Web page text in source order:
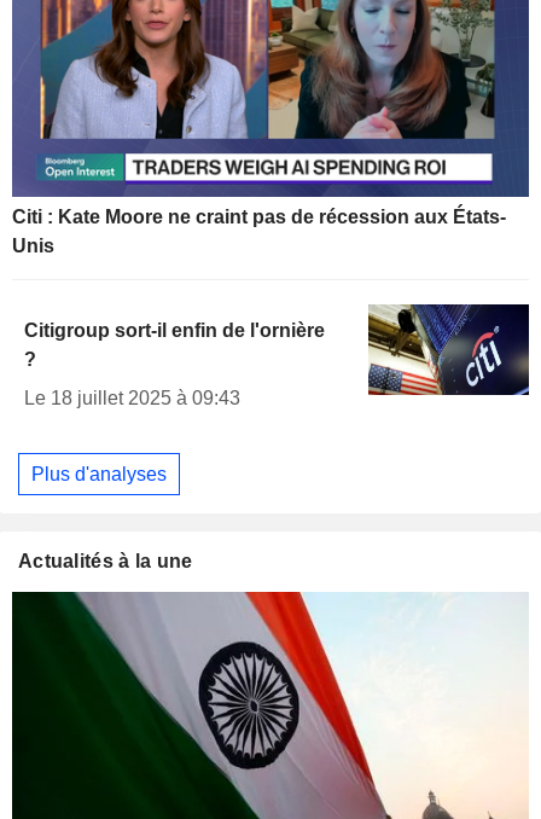
Citi : Kate Moore ne craint pas de récession aux États-
Unis
Citigroup sort-il enfin de l'ornière
?
Le 18 juillet 2025 à 09:43
Plus d'analyses
Actualités à la une